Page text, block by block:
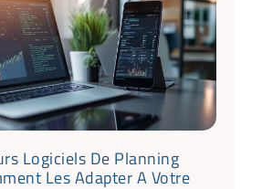
Logiciels De Planning
Les Adapter A Votre